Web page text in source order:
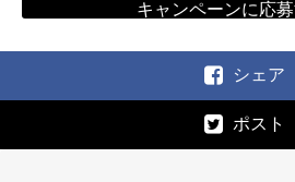
キャンペーンに応
シェア
ポスト